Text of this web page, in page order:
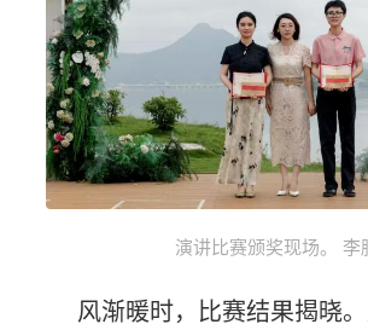
演讲比赛颁奖现场。 李
风渐暖时，比赛结果揭晓。